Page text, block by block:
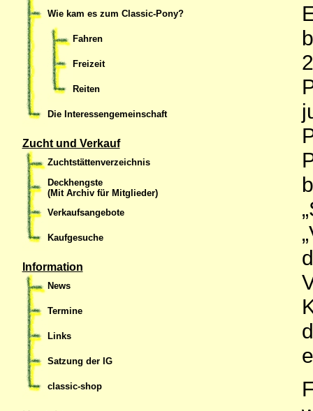
Wie kam es zum Classic-Pony?
Fahren
Freizeit
Reiten
Die Interessengemeinschaft
Zucht und Verkauf
Zuchtstättenverzeichnis
Deckhengste
(Mit Archiv für Mitglieder)
Verkaufsangebote
Kaufgesuche
Information
News
Termine
Links
Satzung der IG
classic-shop